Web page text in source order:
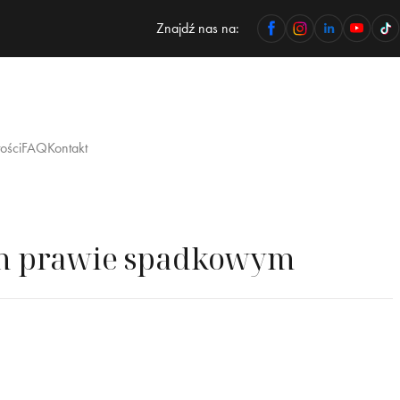
Znajdź nas na:
FAQKontakt
prawie spadkowym